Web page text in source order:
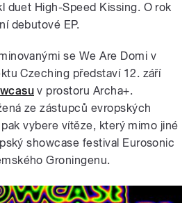
duet High-Speed Kissing. O rok
debutové EP.
se We Are Domi v
Czeching představí 12. září
v prostoru Archa+.
ze zástupců evropských
vybere vítěze, který mimo jiné
showcase festival Eurosonic
Groningenu.